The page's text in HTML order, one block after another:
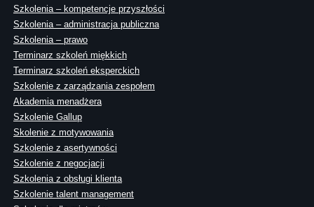
Szkolenia – kompetencje przyszłości
Szkolenia – administracja publiczna
Szkolenia – prawo
Terminarz szkoleń miękkich
Terminarz szkoleń eksperckich
Szkolenie z zarządzania zespołem
Akademia menadżera
Szkolenie Gallup
Skolenie z motywowania
Szkolenie z asertywności
Szkolenie z negocjacji
Szkolenia z obsługi klienta
Szkolenie talent management